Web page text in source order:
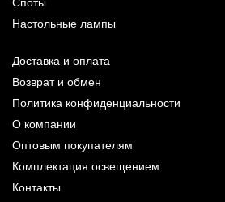
Настольные лампы
Доставка и оплата
Возврат и обмен
Политика конфиденциальности
О компании
Оптовым покупателям
Комплектация освещением
Контакты